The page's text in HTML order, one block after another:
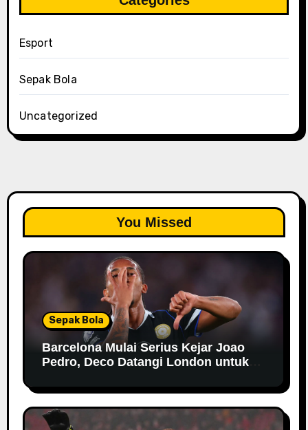
Esport
Sepak Bola
Uncategorized
You Missed
Sepak Bola
Barcelona Mulai Serius Kejar Joao
Pedro, Deco Datangi London untuk